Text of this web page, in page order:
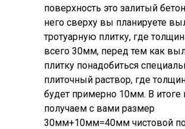
поверхность это залитый
него сверху вы планируете
тротуарную плитку, где
всего 30мм, перед тем как
плитку понадобиться
плиточный раствор, где
будет примерно 10мм. В
получаем с вами размер
30мм+10мм=40мм чистовой